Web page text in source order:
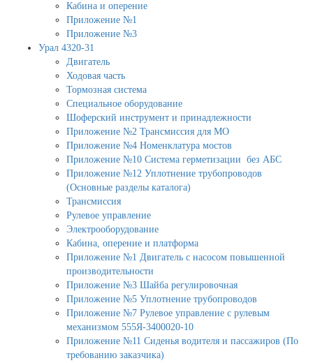
Кабина и оперение
Приложение №1
Приложение №3
Урал 4320-31
Двигатель
Ходовая часть
Тормозная система
Специальное оборудование
Шоферский инструмент и принадлежности
Приложение №2 Трансмиссия для МО
Приложение №4 Номенклатура мостов
Приложение №10 Система герметизации без АБС
Приложение №12 Уплотнение трубопроводов
(Основные разделы каталога)
Трансмиссия
Рулевое управление
Электрооборудование
Кабина, оперение и платформа
Приложение №1 Двигатель с насосом повышенной
производительности
Приложение №3 Шайба регулировочная
Приложение №5 Уплотнение трубопроводов
Приложение №7 Рулевое управление с рулевым
механизмом 555Я-3400020-10
Приложение №11 Сиденья водителя и пассажиров (По
требованию заказчика)